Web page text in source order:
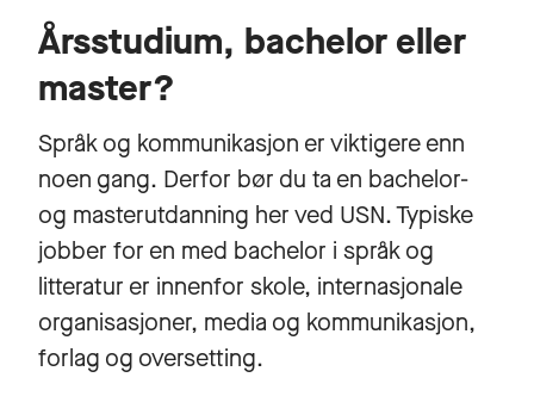
Årsstudium, bachelor eller
master?
Språk og kommunikasjon er viktigere enn
noen gang. Derfor bør du ta en bachelor-
og masterutdanning her ved USN. Typiske
jobber for en med bachelor i språk og
litteratur er innenfor skole, internasjonale
organisasjoner, media og kommunikasjon,
forlag og oversetting.